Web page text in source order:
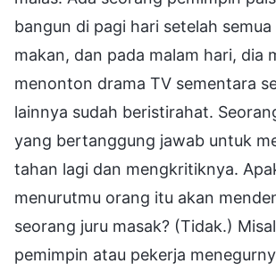
bangun di pagi hari setelah semua
makan, dan pada malam hari, dia
menonton drama TV sementara
lainnya sudah beristirahat.
yang bertanggung jawab untuk
tahan lagi dan mengkritiknya.
menurutmu orang itu akan
seorang juru masak? (Tidak.)
pemimpin atau pekerja